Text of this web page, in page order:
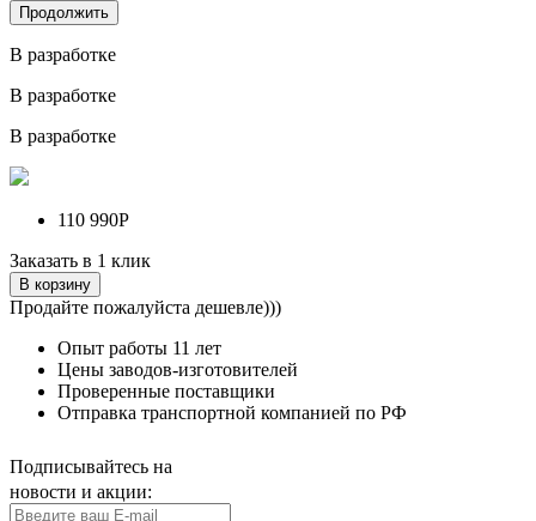
Продолжить
В разработке
В разработке
В разработке
110 990Р
Заказать в 1 клик
В корзину
Продайте пожалуйста дешевле)))
Опыт работы 11 лет
Цены заводов-изготовителей
Проверенные поставщики
Отправка транспортной компанией по РФ
Подписывайтесь на
новости и акции: